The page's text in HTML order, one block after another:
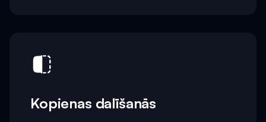
Kopienas dalīšanās